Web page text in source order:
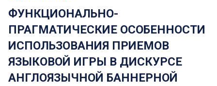
ФУНКЦИОНАЛЬНО-
ПРАГМАТИЧЕСКИЕ ОСОБЕННОСТИ
ИСПОЛЬЗОВАНИЯ ПРИЕМОВ
ЯЗЫКОВОЙ ИГРЫ В ДИСКУРСЕ
АНГЛОЯЗЫЧНОЙ БАННЕРНОЙ